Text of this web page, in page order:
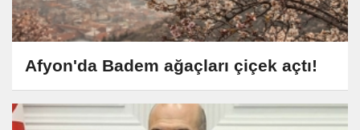
Afyon'da Badem ağaçları çiçek açtı!